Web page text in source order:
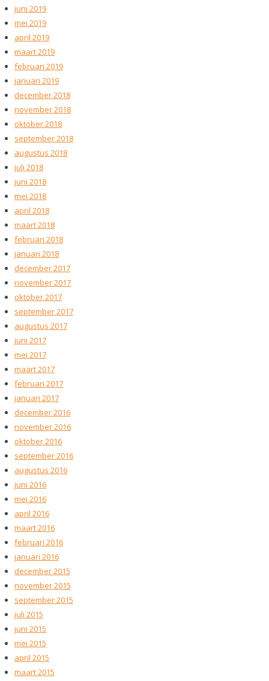
juni 2019
mei 2019
april 2019
maart 2019
februari 2019
januari 2019
december 2018
november 2018
oktober 2018
september 2018
augustus 2018
juli 2018
juni 2018
mei 2018
april 2018
maart 2018
februari 2018
januari 2018
december 2017
november 2017
oktober 2017
september 2017
augustus 2017
juni 2017
mei 2017
maart 2017
februari 2017
januari 2017
december 2016
november 2016
oktober 2016
september 2016
augustus 2016
juni 2016
mei 2016
april 2016
maart 2016
februari 2016
januari 2016
december 2015
november 2015
september 2015
juli 2015
juni 2015
mei 2015
april 2015
maart 2015